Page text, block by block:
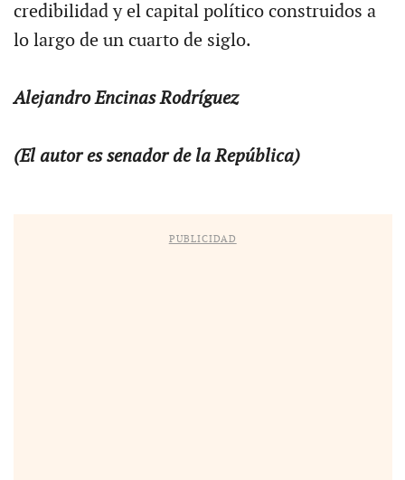
credibilidad y el capital político construidos a
lo largo de un cuarto de siglo.
Alejandro Encinas Rodríguez
(El autor es senador de la República)
PUBLICIDAD